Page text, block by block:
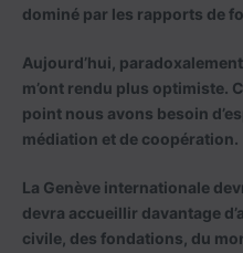
dominé par les rapports de
Aujourd’hui,
m’ont rendu plus optimiste.
point nous avons besoin
médiation et de coopération.
La Genève internationale
devra accueillir davantage
civile, des fondations, du